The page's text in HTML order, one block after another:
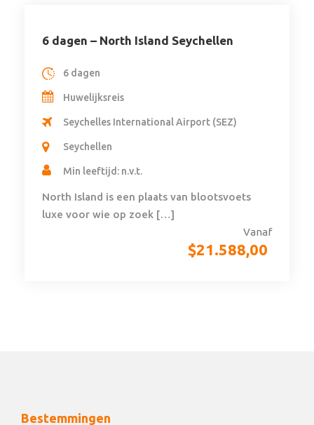
6 dagen – North Island Seychellen
Vanaf
$21.588,00
6 dagen
Huwelijksreis
Seychelles International Airport (SEZ)
Seychellen
Min leeftijd: n.v.t.
North Island is een plaats van blootsvoets
luxe voor wie op zoek […]
Bestemmingen